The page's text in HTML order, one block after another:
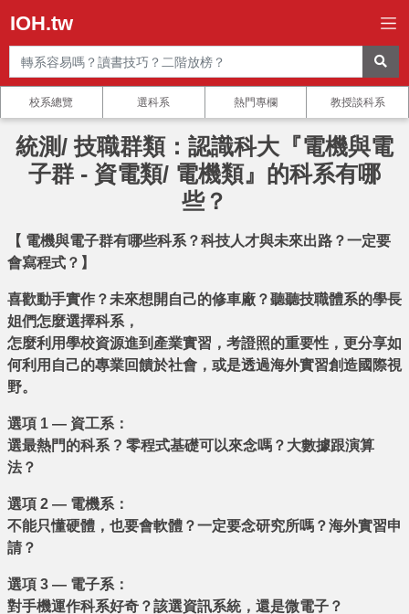
IOH.tw
校系總覽 選科系 熱門專欄 教授談科系
統測/ 技職群類：認識科大『電機與電
子群 - 資電類/ 電機類』的科系有哪
些？
【 電機與電子群有哪些科系？科技人才與未來出路？一定要
會寫程式？】
喜歡動手實作？未來想開自己的修車廠？聽聽技職體系的學長
姐們怎麼選擇科系，
怎麼利用學校資源進到產業實習，考證照的重要性，更分享如
何利用自己的專業回饋於社會，或是透過海外實習創造國際視
野。
選項 1 — 資工系：
選最熱門的科系 ? 零程式基礎可以來念嗎？大數據跟演算
法？
選項 2 — 電機系：
不能只懂硬體，也要會軟體？一定要念研究所嗎？海外實習申
請？
選項 3 — 電子系：
對手機運作科系好奇？該選資訊系統，還是微電子？